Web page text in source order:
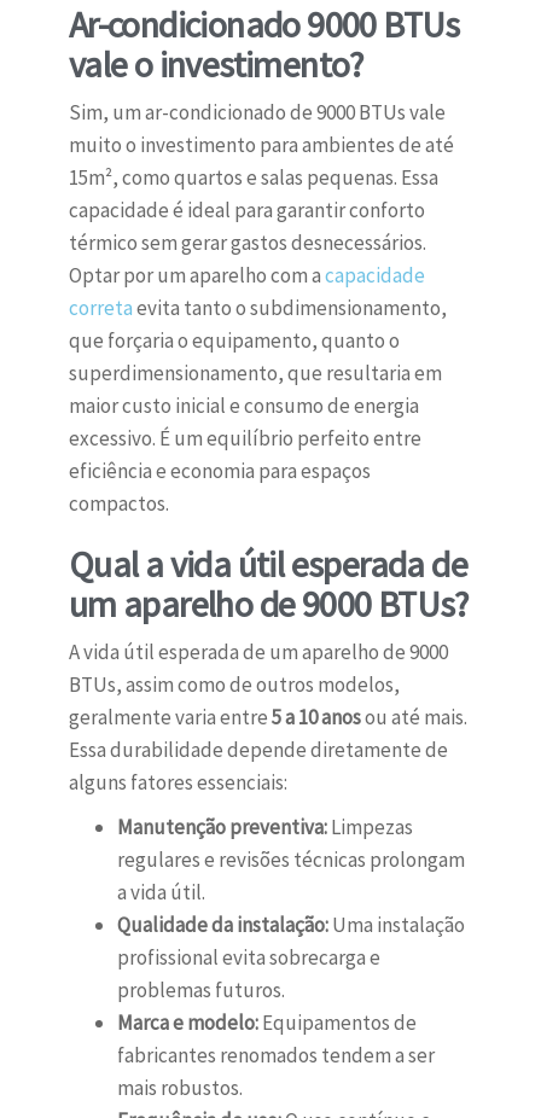
Ar-condicionado 9000 BTUs
vale o investimento?
Sim, um ar-condicionado de 9000 BTUs vale
muito o investimento para ambientes de até
15m², como quartos e salas pequenas. Essa
capacidade é ideal para garantir conforto
térmico sem gerar gastos desnecessários.
Optar por um aparelho com acapacidade
corretaevita tanto o subdimensionamento,
que forçaria o equipamento, quanto o
superdimensionamento, que resultaria em
maior custo inicial e consumo de energia
excessivo. É um equilíbrio perfeito entre
eficiência e economia para espaços
compactos.
Qual a vida útil esperada de
um aparelho de 9000 BTUs?
A vida útil esperada de um aparelho de 9000
BTUs, assim como de outros modelos,
geralmente varia entre5 a 10 anosou até mais.
Essa durabilidade depende diretamente de
alguns fatores essenciais:
Manutenção preventiva:Limpezas
regulares e revisões técnicas prolongam
a vida útil.
Qualidade da instalação:Uma instalação
profissional evita sobrecarga e
problemas futuros.
Marca e modelo:Equipamentos de
fabricantes renomados tendem a ser
mais robustos.